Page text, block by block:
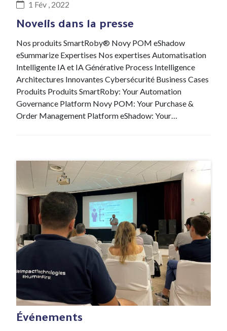
1 Fév , 2022
Novelis dans la presse
Nos produits SmartRoby® Novy POM eShadow
eSummarize Expertises Nos expertises Automatisation
Intelligente IA et IA Générative Process Intelligence
Architectures Innovantes Cybersécurité Business Cases
Produits Produits SmartRoby: Your Automation
Governance Platform Novy POM: Your Purchase &
Order Management Platform eShadow: Your…
#Evenement
31 Jan , 2022
Événements